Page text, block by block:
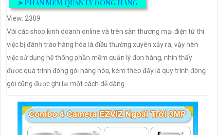
➤PHẦN MỀM QUẢN LÝ ĐÓNG HÀNG
View: 2309.
Với các shop kinh doanh online và trên sàn thương mại điện tử thì
việc bị đánh tráo hàng hóa là điều thường xuyên xảy ra, vậy nên
việc sử dụng hệ thống phần mềm quản lý đơn hàng, nhìn thấy
được quá trình đóng gói hàng hóa, kèm theo đấy là quy trình đóng
gói cũng được ghi lại một cách dễ dàng